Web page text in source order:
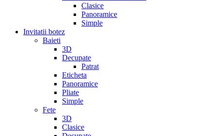
Clasice
Panoramice
Simple
Invitatii botez
Baieti
3D
Decupate
Patrat
Eticheta
Panoramice
Pliate
Simple
Fete
3D
Clasice